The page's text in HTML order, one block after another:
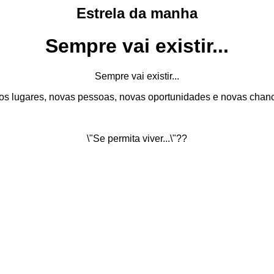
Estrela da manha
Sempre vai existir...
Sempre vai existir...
lugares, novas pessoas, novas oportunidades e novas
\"Se permita viver...\"??